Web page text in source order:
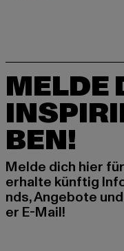
MELDE
BEN!
Melde dich hier
erhalte künftig
nds, Angebote
er E-Mail!